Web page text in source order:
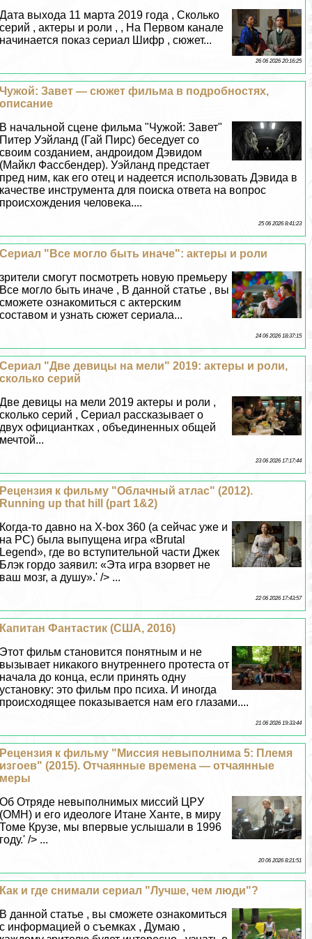
Дата выхода 11 марта 2019 года , Сколько
серий , актеры и роли , , На Первом канале
начинается показ сериал Шифр , сюжет...
26 06 2026 20:16:25
Чужой: Завет — сюжет фильма в подробностях,
описание
В начальной сцене фильма "Чужой: Завет"
Питер Уэйланд (Гай Пирс) беседует со
своим созданием, андроидом Дэвидом
(Майкл Фассбендер). Уэйланд предстает
пред ним, как его отец и надеется использовать Дэвида в
качестве инструмента для поиска ответа на вопрос
происхождения человека....
25 06 2026 8:41:23
Сериал "Все могло быть иначе": актеры и роли
зрители смогут посмотреть новую премьеру
Все могло быть иначе , В данной статье , вы
сможете ознакомиться с актерским
составом и узнать сюжет сериала...
24 06 2026 18:37:15
Сериал "Две дeвицы на мели" 2019: актеры и роли,
сколько серий
Две дeвицы на мели 2019 актеры и роли ,
сколько серий , Сериал рассказывает о
двух официантках , объединенных общей
мечтой...
23 06 2026 17:17:44
Рецензия к фильму "Облачный атлас" (2012).
Running up that hill (part 1&2)
Когда-то давно на X-box 360 (а сейчас уже и
на PC) была выпущена игра «Brutal
Legend», где во вступительной части Джек
Блэк гордо заявил: «Эта игра взорвет не
ваш мозг, а душу».' /> ...
22 06 2026 17:43:57
Капитан Фантастик (США, 2016)
Этот фильм становится понятным и не
вызывает никакого внутреннего протеста от
начала до конца, если принять одну
установку: это фильм про психа. И иногда
происходящее показывается нам его глазами....
21 06 2026 19:33:44
Рецензия к фильму "Миссия невыполнима 5: Племя
изгоев" (2015). Отчаянные времена — отчаянные
меры
Об Отряде невыполнимых миссий ЦРУ
(ОМН) и его идеологе Итане Ханте, в миру
Томе Крузе, мы впервые услышали в 1996
году.' /> ...
20 06 2026 8:21:51
Как и где снимали сериал "Лучше, чем люди"?
В данной статье , вы сможете ознакомиться
с информацией о съемках , Думаю ,